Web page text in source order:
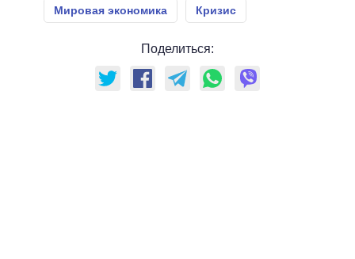
Мировая экономика Кризис
Поделиться: